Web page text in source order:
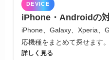
DEVICE
iPhone・Androidの
iPhone、Galaxy、Xperia、
応機種をまとめて探せます。
詳しく見る